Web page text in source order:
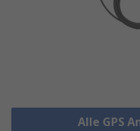
Alle GPS